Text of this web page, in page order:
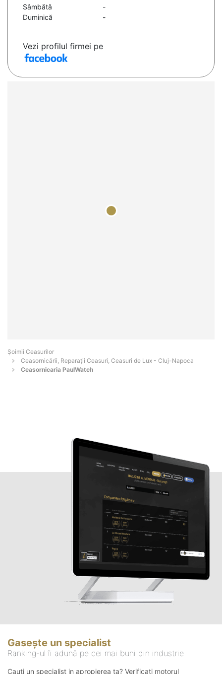
Sâmbătă
-
Duminică
-
Vezi profilul firmei pe
Șoimii Ceasurilor
Ceasornicării, Reparații Ceasuri, Ceasuri de Lux - Cluj-Napoca
Ceasornicaria PaulWatch
Gasește un specialist
Ranking-ul îi adună pe cei mai buni din industrie
Cauți un specialist in apropierea ta? Verificați motorul